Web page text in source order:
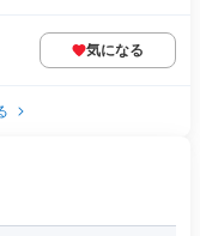
気になる